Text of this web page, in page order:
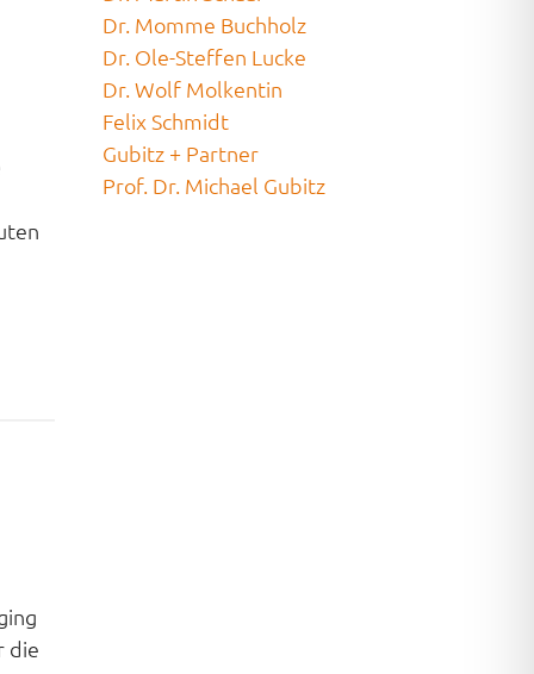
die
Dr. Momme Buchholz
Dr. Ole-Steffen Lucke
Dr. Wolf Molkentin
Felix Schmidt
Gubitz + Partner
Prof. Dr. Michael Gubitz